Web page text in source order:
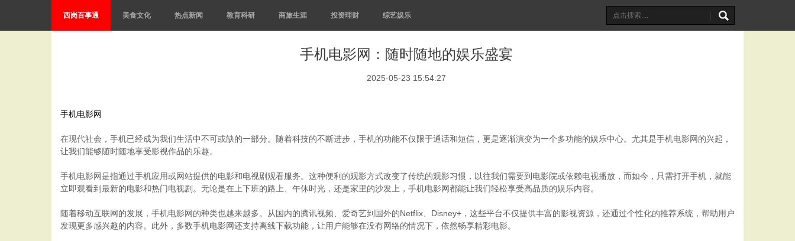
西岗百事通 美食文化 热点新闻 教育科研 商旅生涯 投资理财 综艺娱乐
手机电影网：随时随地的娱乐盛宴
2025-05-23 15:54:27
手机电影网
在现代社会，手机已经成为我们生活中不可或缺的一部分。随着科技的不断进步，手机的功能不仅限于通话和短信，更是逐渐演变为一个多功能的娱乐中心。尤其是手机电影网的兴起，
让我们能够随时随地享受影视作品的乐趣。
手机电影网是指通过手机应用或网站提供的电影和电视剧观看服务。这种便利的观影方式改变了传统的观影习惯，以往我们需要到电影院或依赖电视播放，而如今，只需打开手机，就能
立即观看到最新的电影和热门电视剧。无论是在上下班的路上、午休时光，还是家里的沙发上，手机电影网都能让我们轻松享受高品质的娱乐内容。
随着移动互联网的发展，手机电影网的种类也越来越多。从国内的腾讯视频、爱奇艺到国外的Netflix、Disney+，这些平台不仅提供丰富的影视资源，还通过个性化的推荐系统，帮助用户
发现更多感兴趣的内容。此外，多数手机电影网还支持离线下载功能，让用户能够在没有网络的情况下，依然畅享精彩电影。